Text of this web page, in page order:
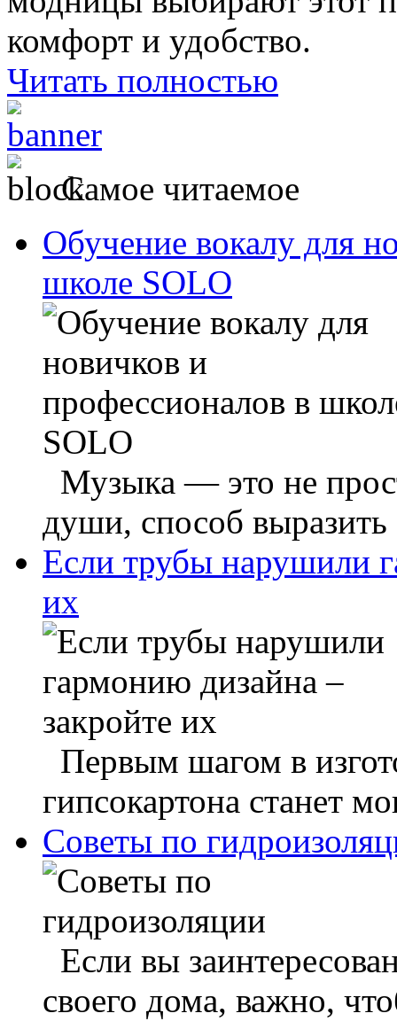
комфорт и удобство.
Читать полностью
Самое читаемое
Обучение вокалу для
школе SOLO
Музыка — это не
души, способ
Если трубы нарушили
их
Первым шагом в
гипсокартона станет
Советы по
Если вы
своего дома, важно,